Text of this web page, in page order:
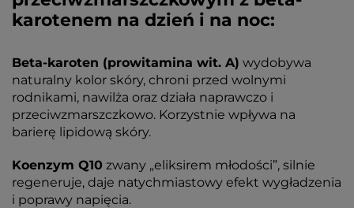
karotenem na dzień i na noc:
Beta-karoten (prowitamina wit. A) wydobywa
naturalny kolor skóry, chroni przed wolnymi
rodnikami, nawilża oraz działa naprawczo i
przeciwzmarszczkowo. Korzystnie wpływa na
barierę lipidową skóry.
Koenzym Q10 zwany „eliksirem młodości”, silnie
regeneruje, daje natychmiastowy efekt wygładzenia
i poprawy napięcia.